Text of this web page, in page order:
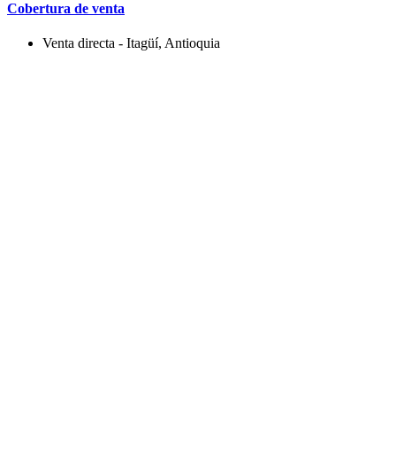
Cobertura de venta
Venta directa - Itagüí, Antioquia